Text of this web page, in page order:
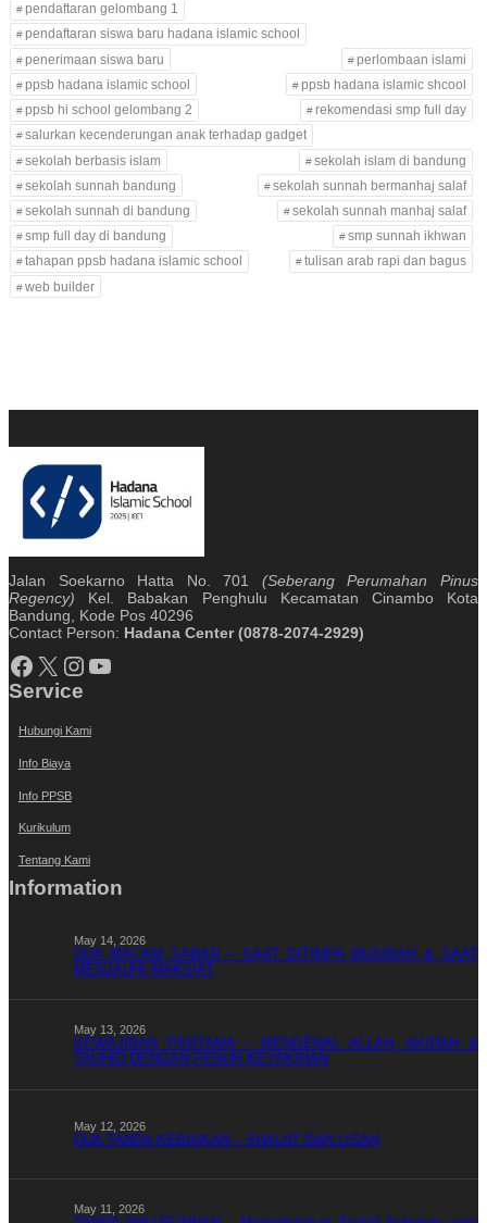
pendaftaran gelombang 1
pendaftaran siswa baru hadana islamic school
penerimaan siswa baru
perlombaan islami
ppsb hadana islamic school
ppsb hadana islamic shcool
ppsb hi school gelombang 2
rekomendasi smp full day
salurkan kecenderungan anak terhadap gadget
sekolah berbasis islam
sekolah islam di bandung
sekolah sunnah bandung
sekolah sunnah bermanhaj salaf
sekolah sunnah di bandung
sekolah sunnah manhaj salaf
smp full day di bandung
smp sunnah ikhwan
tahapan ppsb hadana islamic school
tulisan arab rapi dan bagus
web builder
Jalan Soekarno Hatta No. 701 (Seberang Perumahan Pinus
Regency) Kel. Babakan Penghulu Kecamatan Cinambo Kota
Bandung, Kode Pos 40296
Contact Person: Hadana Center (0878-2074-2929)
Facebook X Instagram YouTube
Service
Hubungi Kami
Info Biaya
Info PPSB
Kurikulum
Tentang Kami
Information
May 14, 2026
DUA MACAM SABAR – SAAT DITIMPA MUSIBAH & SAAT
MENJAUHI MAKSIAT
May 13, 2026
KEWAJIBAN PERTAMA – MENGENAL ALLAH, AKIDAH &
TAUHID DENGAN PENUH KEYAKINAN
May 12, 2026
DUA TANDA KEBAIKAN – SHALAT DAN LISAN
May 11, 2026